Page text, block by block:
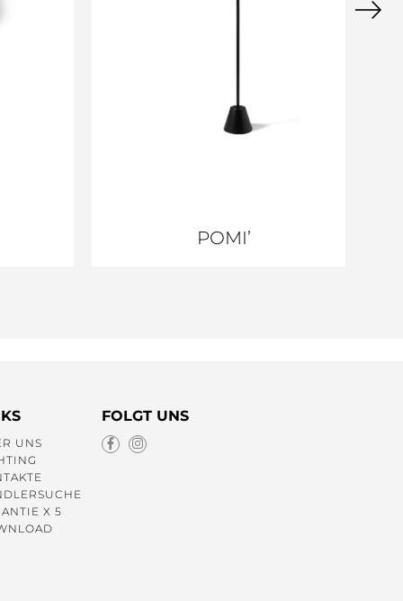
POMI’
UNS
X 5
FOLGT UNS